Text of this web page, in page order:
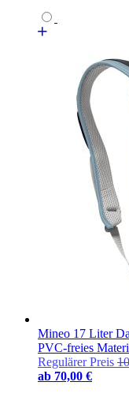
Mineo 17 Liter
PVC-freies
Regulärer Preis
ab 70,00 €